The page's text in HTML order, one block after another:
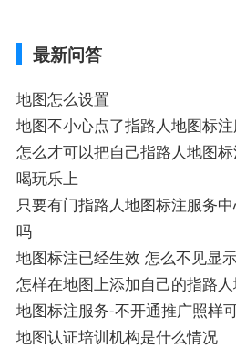
最新问答
地图怎么设置
地图不小心点了指路人地图标
怎么才可以把自己指路人地图
喝玩乐上
只要有门指路人地图标注服务
吗
地图标注已经生效 怎么不见显
怎样在地图上添加自己的指路
地图标注服务-不开通推广照样
地图认证培训机构是什么情况